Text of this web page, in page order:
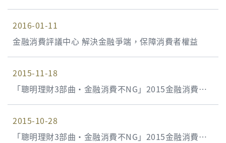
踴躍
2016-01-11
金融消費評議中心 解決金融爭端，保障消費者權益
2015-11-18
「聰明理財3部曲‧金融消費不NG」2015金融消費者
宣導講座- 解決金融爭端，保障消費者權益
2015-10-28
「聰明理財3部曲‧金融消費不NG」2015金融消費者